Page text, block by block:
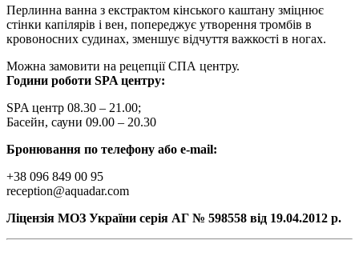
Перлинна ванна з екстрактом кінського каштану зміцнює
стінки капілярів і вен, попереджує утворення тромбів в
кровоносних судинах, зменшує відчуття важкості в ногах.
Можна замовити на рецепції СПА центру.
Години роботи SPA центру:
SPA центр 08.30 – 21.00;
Басейн, сауни 09.00 – 20.30
Бронювання по телефону або e-mail:
+38 096 849 00 95
reception@aquadar.com
Ліцензія МОЗ України серія АГ № 598558 від 19.04.2012 р.